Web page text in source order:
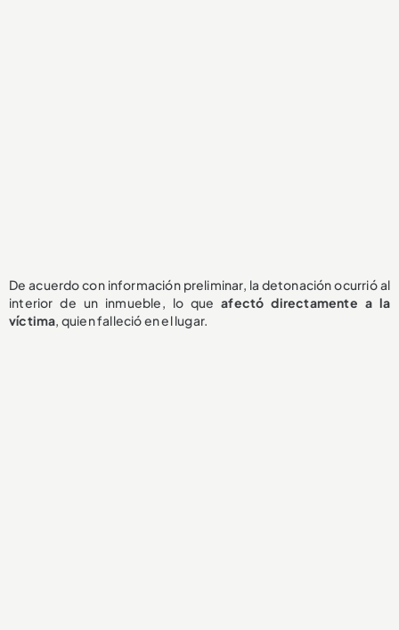
De acuerdo con información preliminar, la detonación ocurrió al
interior de un inmueble, lo queafectó directamente a la
víctima, quien falleció en el lugar.